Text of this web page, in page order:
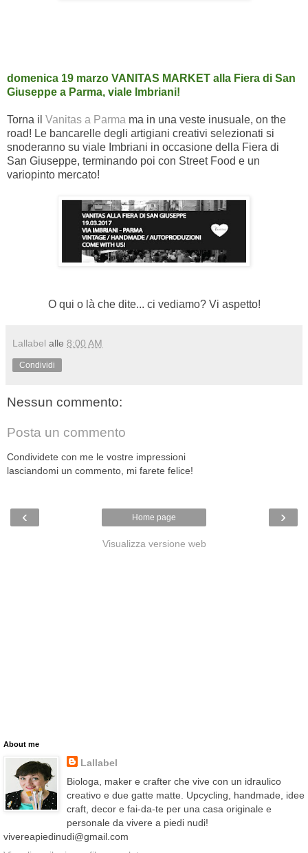
domenica 19 marzo VANITAS MARKET alla Fiera di San
Giuseppe a Parma, viale Imbriani!
Torna il Vanitas a Parma ma in una veste inusuale, on the
road! Le bancarelle degli artigiani creativi selezionati si
snoderanno su viale Imbriani in occasione della Fiera di
San Giuseppe, terminando poi con Street Food e un
variopinto mercato!
O qui o là che dite... ci vediamo? Vi aspetto!
Lallabel alle 8:00 AM
Condividi
Nessun commento:
Posta un commento
Condividete con me le vostre impressioni
lasciandomi un commento, mi farete felice!
‹ ›
Home page
Visualizza versione web
About me
Lallabel
Biologa, maker e crafter che vive con un idraulico
creativo e due gatte matte. Upcycling, handmade, idee
craft, decor e fai-da-te per una casa originale e
personale da vivere a piedi nudi!
vivereapiedinudi@gmail.com